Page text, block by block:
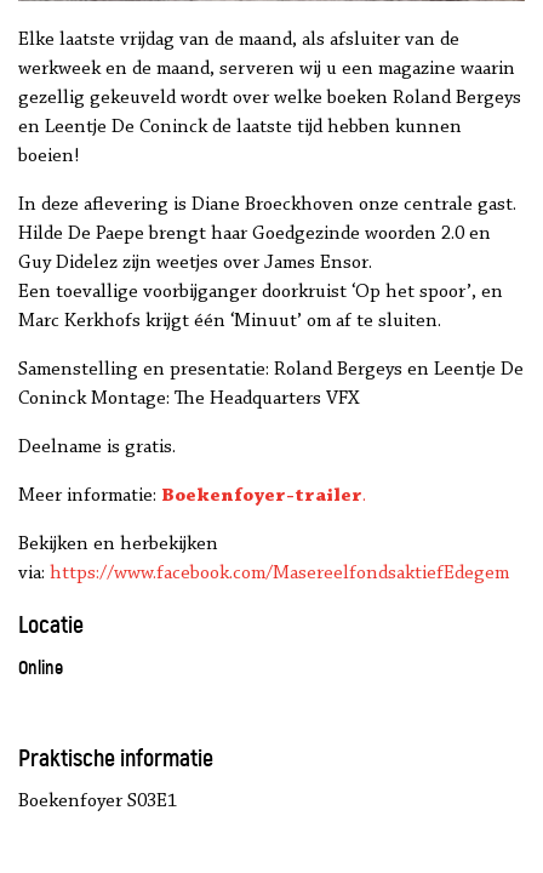
Elke laatste vrijdag van de maand, als afsluiter van de
werkweek en de maand, serveren wij u een magazine waarin
gezellig gekeuveld wordt over welke boeken Roland Bergeys
en Leentje De Coninck de laatste tijd hebben kunnen
boeien!
In deze aflevering is Diane Broeckhoven onze centrale gast.
Hilde De Paepe brengt haar Goedgezinde woorden 2.0 en
Guy Didelez zijn weetjes over James Ensor.
Een toevallige voorbijganger doorkruist ‘Op het spoor’, en
Marc Kerkhofs krijgt één ‘Minuut’ om af te sluiten.
Samenstelling en presentatie: Roland Bergeys en Leentje De
Coninck Montage: The Headquarters VFX
Deelname is gratis.
Meer informatie: Boekenfoyer-trailer.
Bekijken en herbekijken
via: https://www.facebook.com/MasereelfondsaktiefEdegem
Locatie
Online
Praktische informatie
Boekenfoyer S03E1